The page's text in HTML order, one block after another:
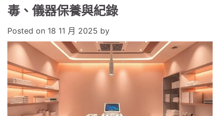
毒、儀器保養與紀錄
Posted on 18 11 月 2025 by